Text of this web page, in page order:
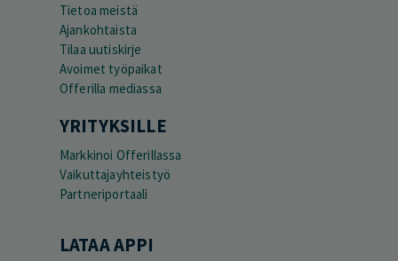
Tietoa meistä
Ajankohtaista
Tilaa uutiskirje
Avoimet työpaikat
Offerilla mediassa
YRITYKSILLE
Markkinoi Offerillassa
Vaikuttajayhteistyö
Partneriportaali
LATAA APPI